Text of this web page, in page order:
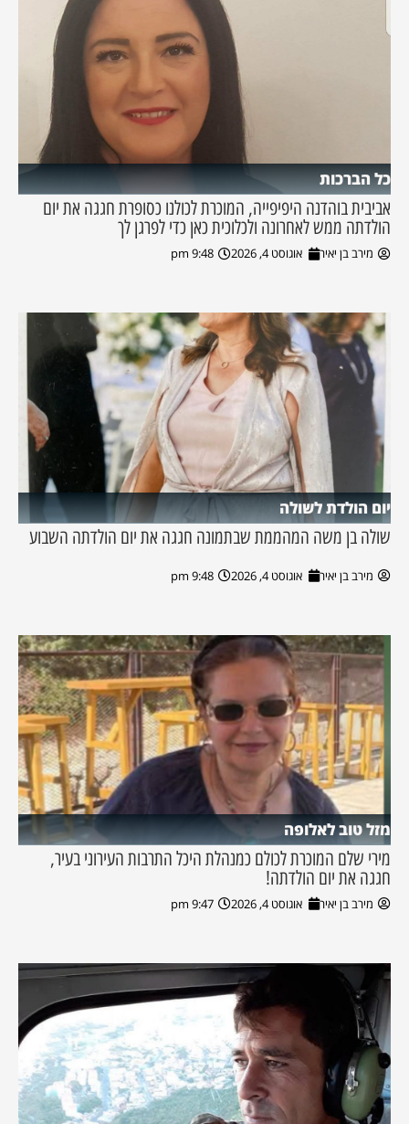
כל הברכות
אביבית בוהדנה היפיפייה, המוכרת לכולנו כסופרת חגגה את יום
הולדתה ממש לאחרונה ולכלוכית כאן כדי לפרגן לך
מירב בן יאיר אוגוסט 4, 2026 9:48 pm
יום הולדת לשולה
שולה בן משה המהממת שבתמונה חגגה את יום הולדתה השבוע
מירב בן יאיר אוגוסט 4, 2026 9:48 pm
מזל טוב לאלופה
מירי שלם המוכרת לכולם כמנהלת היכל התרבות העירוני בעיר,
חגגה את יום הולדתה!
מירב בן יאיר אוגוסט 4, 2026 9:47 pm